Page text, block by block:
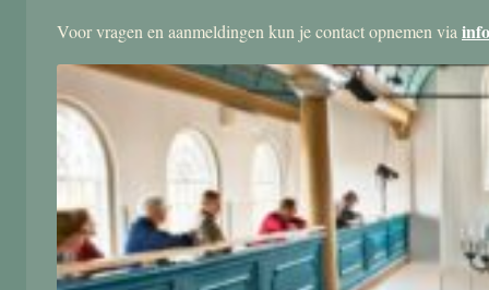
Voor vragen en aanmeldingen kun je contact opnemen via